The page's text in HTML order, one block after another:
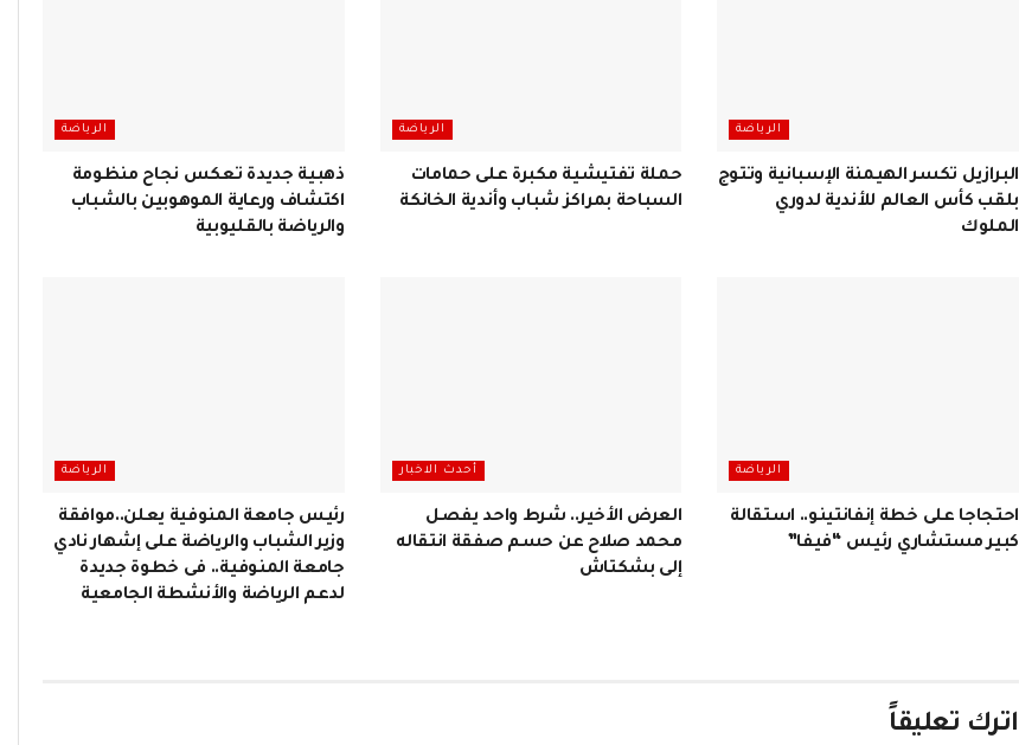
الرياضة
البرازيل تكسر الهيمنة الإسبانية وتتوج
بلقب كأس العالم للأندية لدوري
الملوك
الرياضة
حملة تفتيشية مكبرة على حمامات
السباحة بمراكز شباب وأندية الخانكة
الرياضة
ذهبية جديدة تعكس نجاح منظومة
اكتشاف ورعاية الموهوبين بالشباب
والرياضة بالقليوبية
الرياضة
احتجاجا على خطة إنفانتينو.. استقالة
كبير مستشاري رئيس “فيفا”
أحدث الاخبار
العرض الأخير.. شرط واحد يفصل
محمد صلاح عن حسم صفقة انتقاله
إلى بشكتاش
الرياضة
رئيس جامعة المنوفية يعلن..موافقة
وزير الشباب والرياضة على إشهار نادي
جامعة المنوفية.. فى خطوة جديدة
لدعم الرياضة والأنشطة الجامعية
اترك تعليقاً